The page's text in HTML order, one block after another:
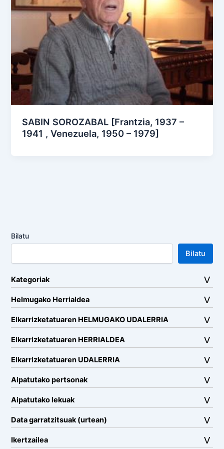
SABIN SOROZABAL [Frantzia, 1937 –
1941 , Venezuela, 1950 – 1979]
Bilatu
Bilatu
Kategoriak
Helmugako Herrialdea
Elkarrizketatuaren HELMUGAKO UDALERRIA
Elkarrizketatuaren HERRIALDEA
Elkarrizketatuaren UDALERRIA
Aipatutako pertsonak
Aipatutako lekuak
Data garratzitsuak (urtean)
Ikertzailea